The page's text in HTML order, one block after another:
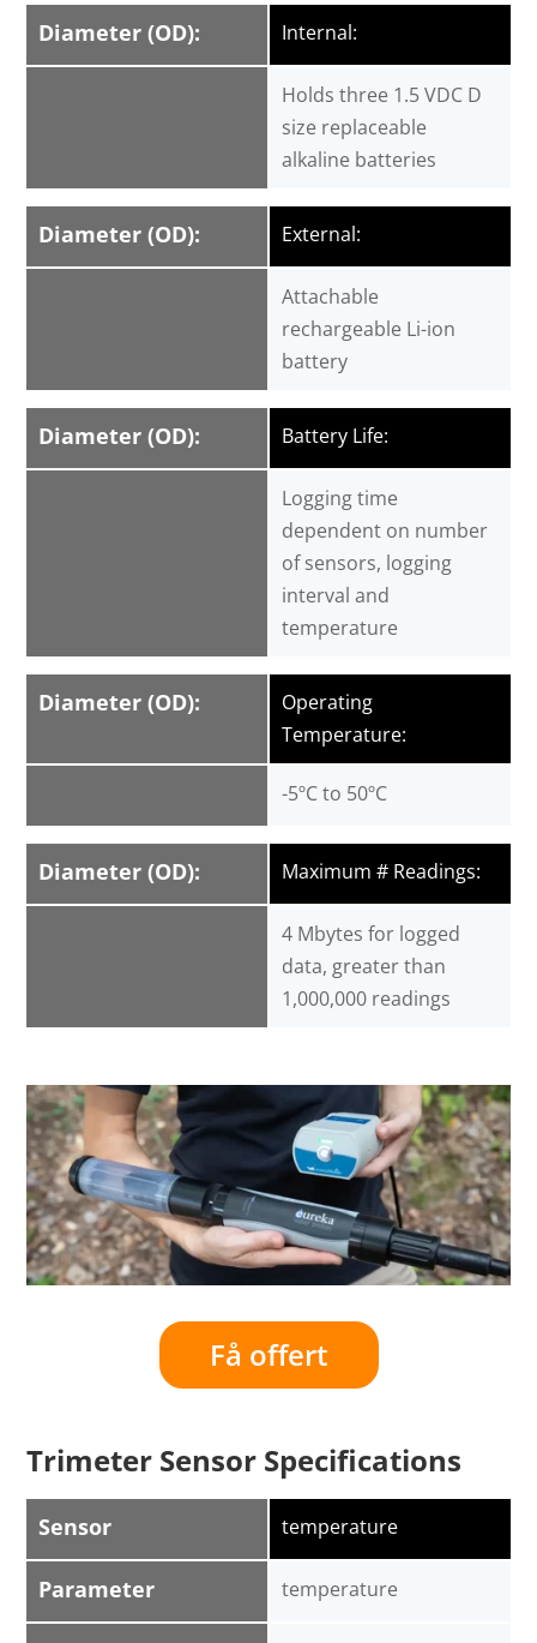
Diameter (OD): Internal:
Holds three 1.5 VDC D
size replaceable
alkaline batteries
Diameter (OD): External:
Attachable
rechargeable Li-ion
battery
Diameter (OD): Battery Life:
Logging time
dependent on number
of sensors, logging
interval and
temperature
Diameter (OD):
Operating
Temperature:
-5ºC to 50ºC
Diameter (OD): Maximum # Readings:
4 Mbytes for logged
data, greater than
1,000,000 readings
Få offert
Trimeter Sensor Specifications
Sensor
Parameter
temperature
temperature